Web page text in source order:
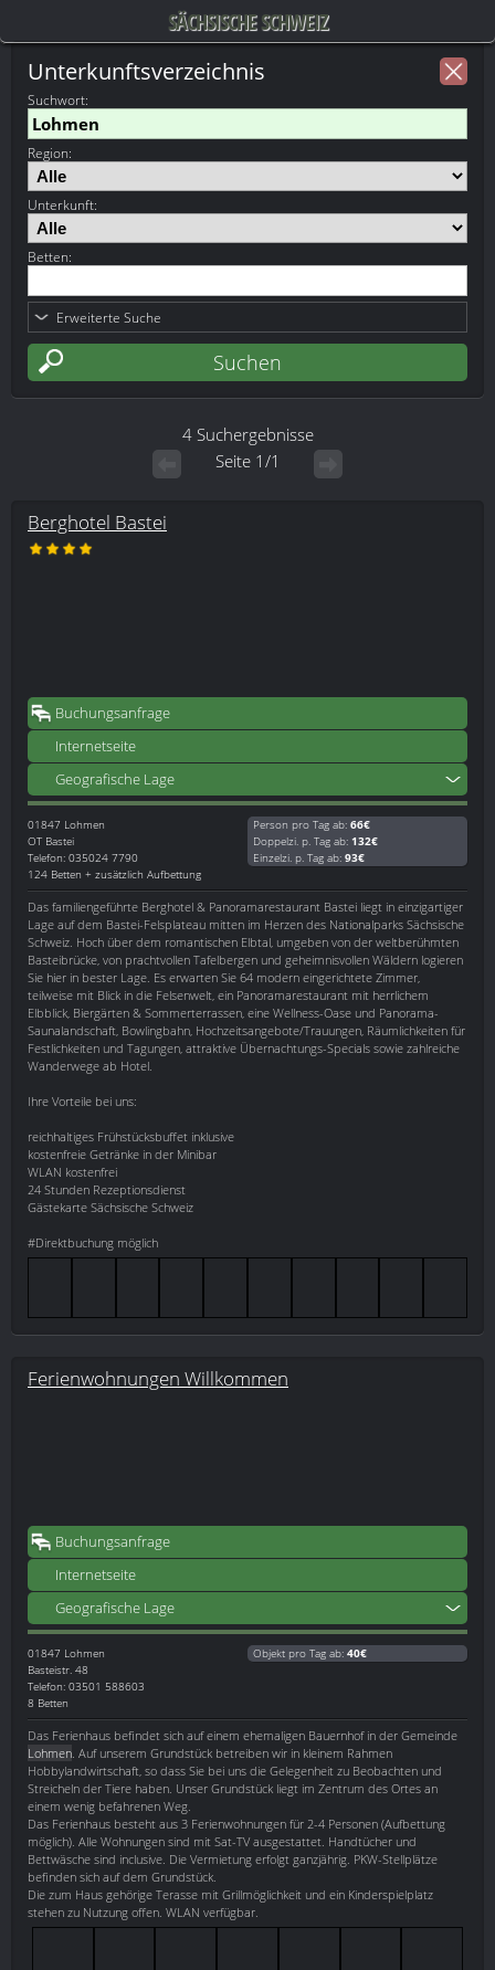
SÄCHSISCHE SCHWEIZ
Unterkunftsverzeichnis
Suchwort:
Region:
Unterkunft:
Betten:
Erweiterte Suche
4 Suchergebnisse
Seite 1/1
Berghotel Bastei
Buchungsanfrage
Internetseite
Geografische Lage
01847 Lohmen
OT Bastei
Telefon: 035024 7790
124 Betten + zusätzlich Aufbettung
Person pro Tag ab: 66€
Doppelzi. p. Tag ab: 132€
Einzelzi. p. Tag ab: 93€
Das familiengeführte Berghotel & Panoramarestaurant Bastei liegt in einzigartiger
Lage auf dem Bastei-Felsplateau mitten im Herzen des Nationalparks Sächsische
Schweiz. Hoch über dem romantischen Elbtal, umgeben von der weltberühmten
Basteibrücke, von prachtvollen Tafelbergen und geheimnisvollen Wäldern logieren
Sie hier in bester Lage. Es erwarten Sie 64 modern eingerichtete Zimmer,
teilweise mit Blick in die Felsenwelt, ein Panoramarestaurant mit herrlichem
Elbblick, Biergärten & Sommerterrassen, eine Wellness-Oase und Panorama-
Saunalandschaft, Bowlingbahn, Hochzeitsangebote/Trauungen, Räumlichkeiten für
Festlichkeiten und Tagungen, attraktive Übernachtungs-Specials sowie zahlreiche
Wanderwege ab Hotel.
Ihre Vorteile bei uns:
reichhaltiges Frühstücksbuffet inklusive
kostenfreie Getränke in der Minibar
WLAN kostenfrei
24 Stunden Rezeptionsdienst
Gästekarte Sächsische Schweiz
#Direktbuchung möglich
Ferienwohnungen Willkommen
Buchungsanfrage
Internetseite
Geografische Lage
01847 Lohmen
Basteistr. 48
Telefon: 03501 588603
8 Betten
Objekt pro Tag ab: 40€
Das Ferienhaus befindet sich auf einem ehemaligen Bauernhof in der Gemeinde
Lohmen . Auf unserem Grundstück betreiben wir in kleinem Rahmen
Hobbylandwirtschaft, so dass Sie bei uns die Gelegenheit zu Beobachten und
Streicheln der Tiere haben. Unser Grundstück liegt im Zentrum des Ortes an
einem wenig befahrenen Weg.
Das Ferienhaus besteht aus 3 Ferienwohnungen für 2-4 Personen (Aufbettung
möglich). Alle Wohnungen sind mit Sat-TV ausgestattet. Handtücher und
Bettwäsche sind inclusive. Die Vermietung erfolgt ganzjährig. PKW-Stellplätze
befinden sich auf dem Grundstück.
Die zum Haus gehörige Terasse mit Grillmöglichkeit und ein Kinderspielplatz
stehen zu Nutzung offen. WLAN verfügbar.